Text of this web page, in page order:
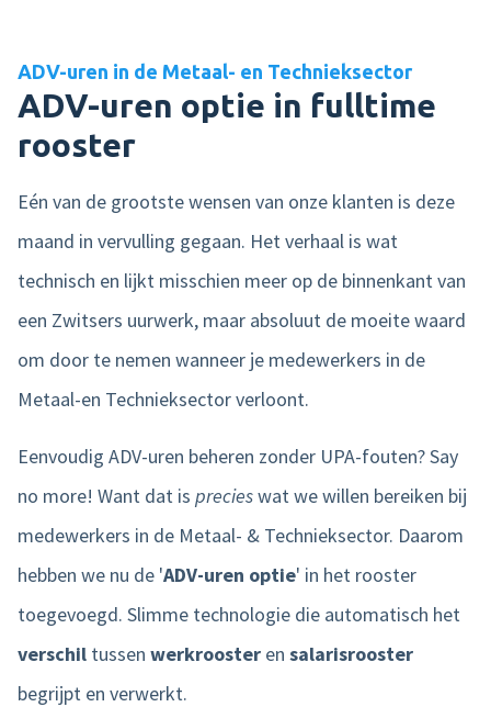
ADV-uren in de Metaal- en Technieksector
ADV-uren optie in fulltime
rooster
Eén van de grootste wensen van onze klanten is deze
maand in vervulling gegaan. Het verhaal is wat
technisch en lijkt misschien meer op de binnenkant van
een Zwitsers uurwerk, maar absoluut de moeite waard
om door te nemen wanneer je medewerkers in de
Metaal-en Technieksector verloont.
Eenvoudig ADV-uren beheren zonder UPA-fouten? Say
no more! Want dat is precieswat we willen bereiken bij
medewerkers in de Metaal- & Technieksector. Daarom
hebben we nu de 'ADV-uren optie' in het rooster
toegevoegd. Slimme technologie die automatisch het
verschil tussen werkrooster en salarisrooster
begrijpt en verwerkt.